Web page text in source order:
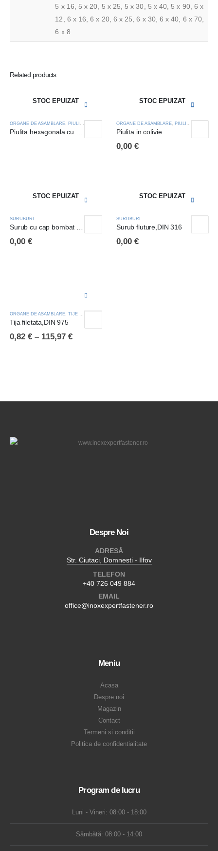
5 x 16, 5 x 20, 5 x 25, 5 x 30, 5 x 40, 5 x 90, 6 x
12, 6 x 16, 6 x 20, 6 x 25, 6 x 30, 6 x 40, 6 x 70,
6 x 8
Related products
STOC EPUIZAT
ORGANE DE ASAMBLARE, PIULITE
STOC EPUIZAT
ORGANE DE ASAMBLARE, PIULITE
Piulita in colivie
0,00 €
STOC EPUIZAT
SURUBURI
0,00 €
STOC EPUIZAT
SURUBURI
Surub fluture,DIN 316
0,00 €
ORGANE DE ASAMBLARE, TIJE FILETATE
Tija filetata,DIN 975
0,82 € – 115,97 €
Despre Noi
ADRESĂ
Str. Ciutaci, Domnesti - Ilfov
TELEFON
+40 726 049 884
EMAIL
office@inoxexpertfastener.ro
Meniu
Acasa
Despre noi
Magazin
Contact
Termeni si conditii
Politica de confidentialitate
Program de lucru
Luni - Vineri: 08:00 - 18:00
Sâmbătă: 08:00 - 14:00